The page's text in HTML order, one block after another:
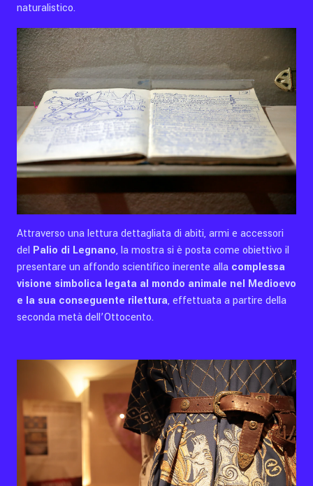
naturalistico.
Attraverso una lettura dettagliata di abiti, armi e accessori
del Palio di Legnano, la mostra si è posta come obiettivo il
presentare un affondo scientifico inerente alla complessa
visione simbolica legata al mondo animale nel Medioevo
e la sua conseguente rilettura, effettuata a partire della
seconda metà dell’Ottocento.